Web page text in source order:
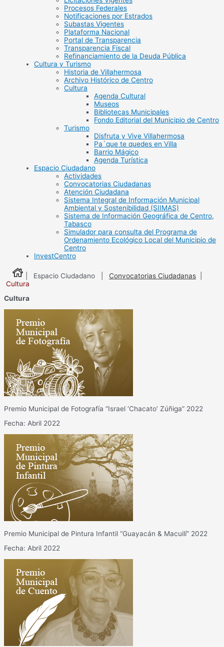
Procesos Federales
Notificaciones por Estrados
Subastas Vigentes
Plataforma Nacional
Portal de Transparencia
Transparencia Fiscal
Refinanciamiento de la Deuda Pública
Cultura y Turismo
Historia de Villahermosa
Archivo Histórico de Centro
Cultura
Agenda Cultural
Museos
Bibliotecas Municipales
Fondo Editorial del Municipio de Centro
Turismo
Disfruta y Vive Villahermosa
Pa´que te quedes en Villa
Barrio Mágico
Agenda Turística
Espacio Ciudadano
Actividades
Convocatorias Ciudadanas
Atención Ciudadana
Sistema Integral de Información Municipal
Ambiental y Sostenibilidad (SIIMAS)
Sistema de Información Geográfica de Centro,
Tabasco
Simulador para consulta del Programa de
Ordenamiento Ecológico Local del Municipio de
Centro
InvestCentro
| Espacio Ciudadano | Convocatorias Ciudadanas
Cultura
Cultura
Premio Municipal de Fotografía “Israel ‘Chacato’ Zúñiga” 2022
Fecha: Abril 2022
Premio Municipal de Pintura Infantil “Guayacán & Macuilí” 2022
Fecha: Abril 2022